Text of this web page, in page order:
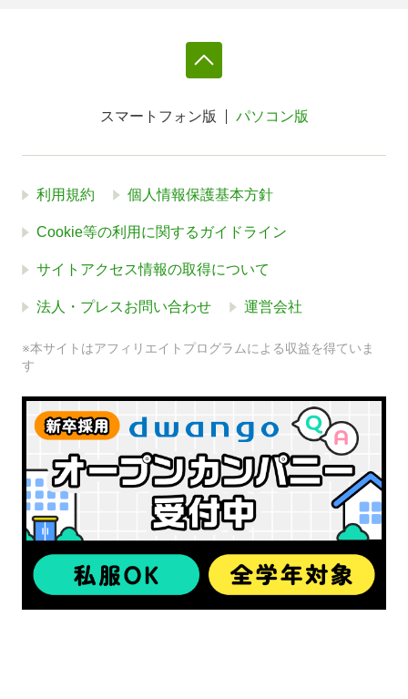
スマートフォン版 パソコン版
利用規約 個人情報保護基本方針
Cookie等の利用に関するガイドライン
サイトアクセス情報の取得について
法人・プレスお問い合わせ 運営会社
※本サイトはアフィリエイトプログラムによる収益を得ていま
す